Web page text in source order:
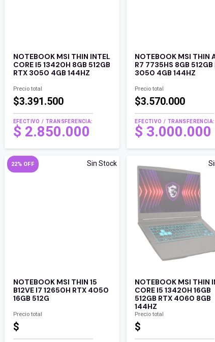
NOTEBOOK MSI THIN INTEL
CORE I5 13420H 8GB 512GB
RTX 3050 4GB 144HZ
Precio total
$3.391.500
EFECTIVO / TRANSFERENCIA:
$ 2.850.000
NOTEBOOK MSI THIN
R7 7735HS 8GB 512GB
3050 4GB 144HZ
Precio total
$3.570.000
EFECTIVO / TRANSFERENCIA:
$ 3.000.000
22% OFF Sin Stock
NOTEBOOK MSI THIN 15
B12VE I7 12650H RTX 4050
16GB 512G
Precio total
$
NOTEBOOK MSI THIN
CORE I5 13420H 16GB
512GB RTX 4060 8GB
144HZ
Precio total
$